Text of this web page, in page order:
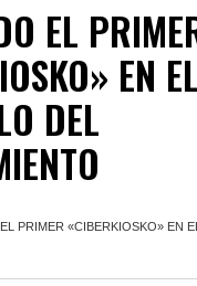
EL
EN EL
DEL
PRIMER «CIBERKIOSKO» EN